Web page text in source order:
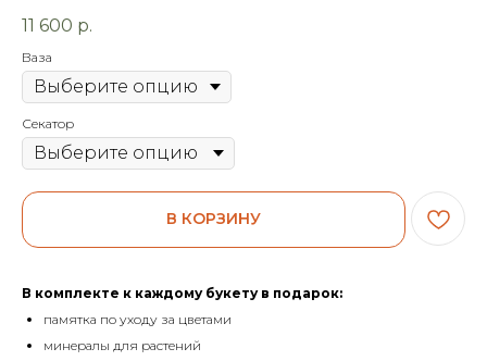
11 600 р.
Ваза
Секатор
В КОРЗИНУ
В комплекте к каждому букету в подарок:
памятка по уходу за цветами
минералы для растений